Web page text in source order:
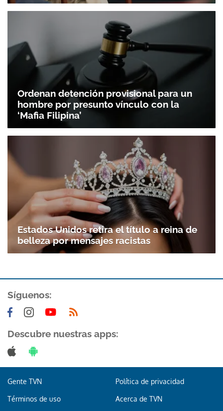
Ordenan detención provisional para un
hombre por presunto vínculo con la
‘Mafia Filipina’
Estados Unidos retira el título a reina de
belleza por mensajes racistas
Síguenos:
Descubre nuestras apps:
Gente TVN Política de privacidad
Términos de uso Acerca de TVN